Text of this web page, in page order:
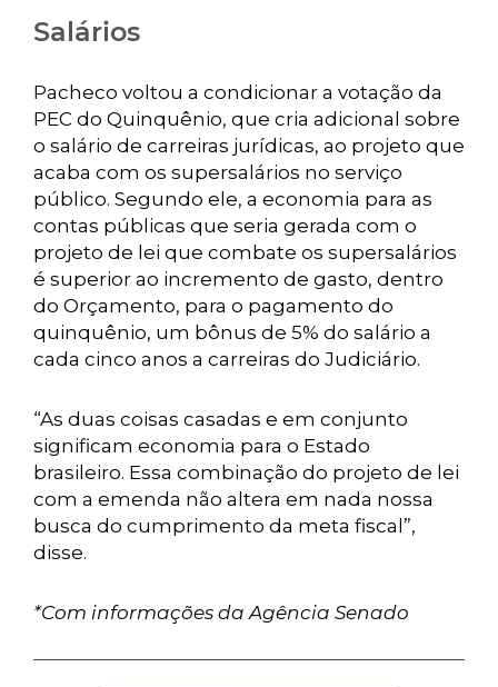
Salários
Pacheco voltou a condicionar a votação da
PEC do Quinquênio, que cria adicional sobre
o salário de carreiras jurídicas, ao projeto que
acaba com os supersalários no serviço
público. Segundo ele, a economia para as
contas públicas que seria gerada com o
projeto de lei que combate os supersalários
é superior ao incremento de gasto, dentro
do Orçamento, para o pagamento do
quinquênio, um bônus de 5% do salário a
cada cinco anos a carreiras do Judiciário.
“As duas coisas casadas e em conjunto
significam economia para o Estado
brasileiro. Essa combinação do projeto de lei
com a emenda não altera em nada nossa
busca do cumprimento da meta fiscal”,
disse.
*Com informações da Agência Senado